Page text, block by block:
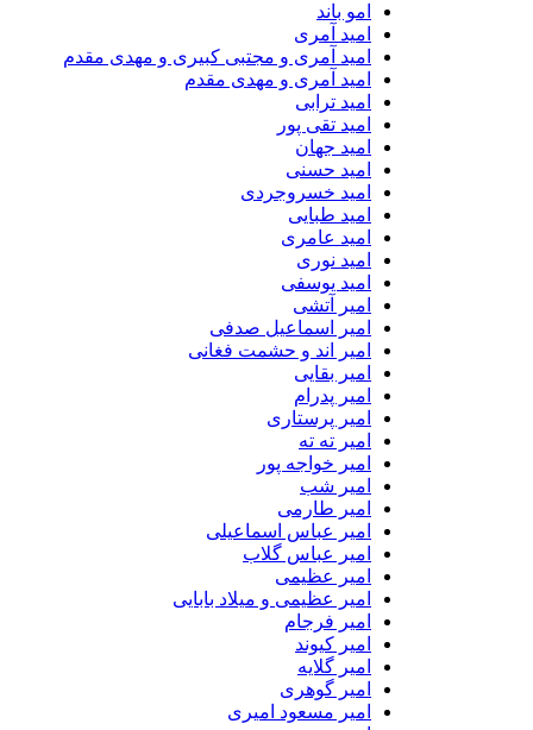
امو باند
امید آمری
امید آمری و مجتبی کبیری و مهدى مقدم
امید آمری و مهدی مقدم
امید ترابی
امید تقی پور
امید جهان
امید حسنی
امید خسروجردی
امید طبایی
امید عامری
امید نوری
امید یوسفی
امیر آتشی
امیر اسماعیل صدفی
امیر اند و حشمت فغانی
امیر بقایی
امیر پدرام
امیر پرستاری
امیر ته ته
امیر خواجه پور
امیر شب
امیر طارمی
امیر عباس اسماعیلی
امیر عباس گلاب
امیر عظیمی
امیر عظیمی و میلاد بابایی
امیر فرجام
امیر کیوند
امیر گلایه
امیر گوهری
امیر مسعود امیری